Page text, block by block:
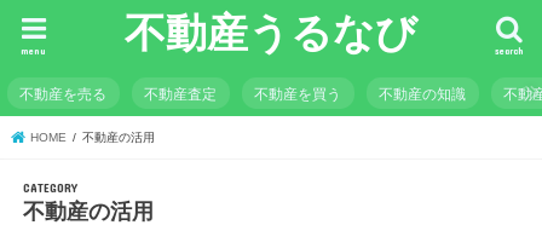
不動産うるなび search
menu
不動産を売る 不動産査定 不動産を買う 不動産の知識 不動
HOME 不動産の活用
不動産の活用